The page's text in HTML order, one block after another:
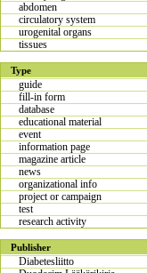
abdomen
circulatory system
urogenital organs
tissues
Type
guide
fill-in form
database
educational material
event
information page
magazine article
news
organizational info
project or campaign
test
research activity
Publisher
Diabetesliitto